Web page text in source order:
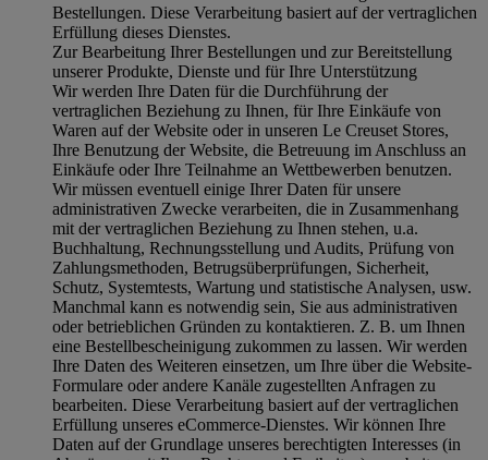
Bestellungen. Diese Verarbeitung basiert auf der vertraglichen
Erfüllung dieses Dienstes.
Zur Bearbeitung Ihrer Bestellungen und zur Bereitstellung
unserer Produkte, Dienste und für Ihre Unterstützung
Wir werden Ihre Daten für die Durchführung der
vertraglichen Beziehung zu Ihnen, für Ihre Einkäufe von
Waren auf der Website oder in unseren Le Creuset Stores,
Ihre Benutzung der Website, die Betreuung im Anschluss an
Einkäufe oder Ihre Teilnahme an Wettbewerben benutzen.
Wir müssen eventuell einige Ihrer Daten für unsere
administrativen Zwecke verarbeiten, die in Zusammenhang
mit der vertraglichen Beziehung zu Ihnen stehen, u.a.
Buchhaltung, Rechnungsstellung und Audits, Prüfung von
Zahlungsmethoden, Betrugsüberprüfungen, Sicherheit,
Schutz, Systemtests, Wartung und statistische Analysen, usw.
Manchmal kann es notwendig sein, Sie aus administrativen
oder betrieblichen Gründen zu kontaktieren. Z. B. um Ihnen
eine Bestellbescheinigung zukommen zu lassen. Wir werden
Ihre Daten des Weiteren einsetzen, um Ihre über die Website-
Formulare oder andere Kanäle zugestellten Anfragen zu
bearbeiten. Diese Verarbeitung basiert auf der vertraglichen
Erfüllung unseres eCommerce-Dienstes. Wir können Ihre
Daten auf der Grundlage unseres berechtigten Interesses (in